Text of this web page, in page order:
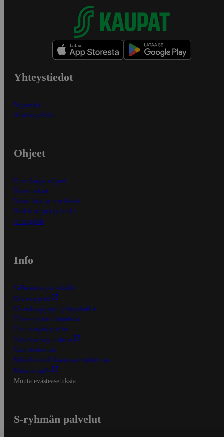
Yhteystiedot
Myymälät
Asiakaspalvelu
Ohjeet
Ensitilaajan ohjeet
Näin maksat
Näin tilaat ja muokkaat
Kaikki ohjeet ja vinkit
In English
Info
S-Business yrityksille
Oiva-raportit
Osuuskauppojen yhteystiedot
Tilaus- ja toimitusehdot
Tietosuojakäytäntö
Palvelun käyttöehdot
Saavutettavuus
Mobiilisovelluksen saavutettavuus
Mainostajalle
Muuta evästeasetuksia
S-ryhmän palvelut